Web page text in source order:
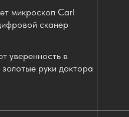
уверенность в
руки доктора
микроскоп Carl
сканер